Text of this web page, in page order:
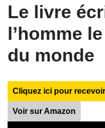
Le livre
l’homme
du monde
Cliquez ici pour
Voir sur Amazon